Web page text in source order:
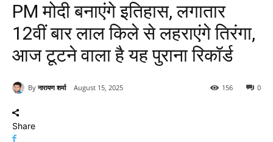
PM मोदी बनाएंगे इतिहास, लगातार
12वीं बार लाल किले से लहराएंगे तिरंगा,
आज टूटने वाला है यह पुराना रिकॉर्ड
By नारायण शर्मा August 15, 2025 0
156
Share